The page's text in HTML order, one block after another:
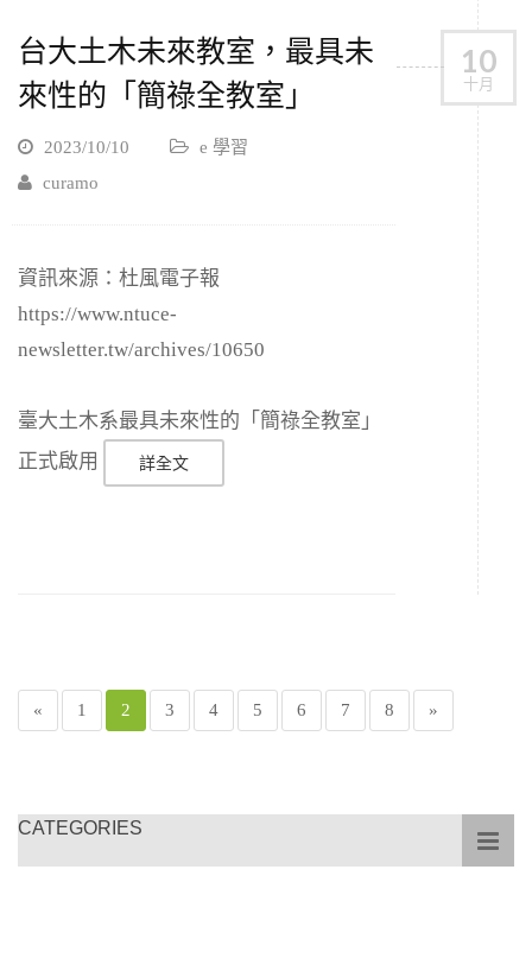
10
十月
台大土木未來教室，最具未
來性的「簡祿全教室」
2023/10/10
e 學習
curamo
資訊來源：杜風電子報
https://www.ntuce-
newsletter.tw/archives/10650
臺大土木系最具未來性的「簡祿全教室」
正式啟用
詳全文
« 1 2 3 4 5 6 7 8 »
CATEGORIES